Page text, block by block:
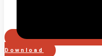
Download